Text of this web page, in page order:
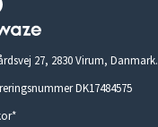
27, 2830 Virum, Danmark.
DK17484575